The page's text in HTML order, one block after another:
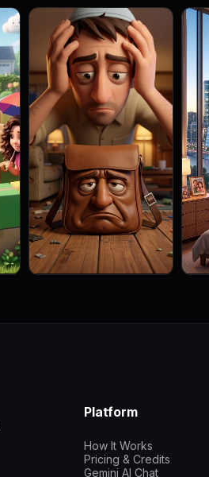
Platform
How It Works
Pricing & Credits
Gemini AI Chat